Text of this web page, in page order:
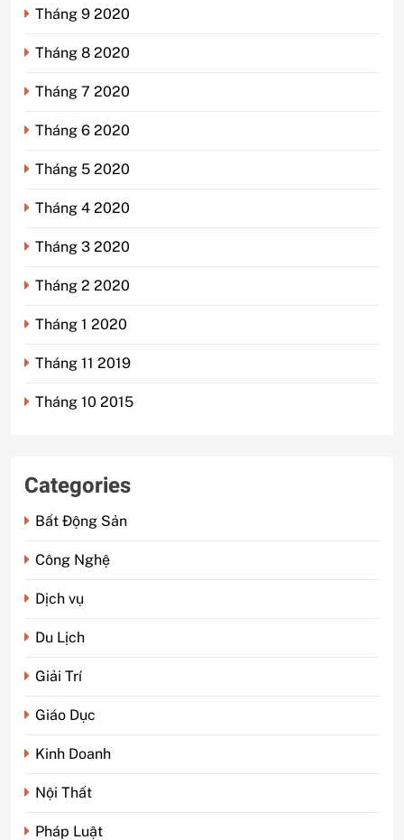
Tháng 9 2020
Tháng 8 2020
Tháng 7 2020
Tháng 6 2020
Tháng 5 2020
Tháng 4 2020
Tháng 3 2020
Tháng 2 2020
Tháng 1 2020
Tháng 11 2019
Tháng 10 2015
Categories
Bất Động Sản
Công Nghệ
Dịch vụ
Du Lịch
Giải Trí
Giáo Dục
Kinh Doanh
Nội Thất
Pháp Luật